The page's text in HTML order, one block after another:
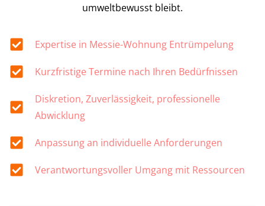
umweltbewusst bleibt.
Expertise in Messie-Wohnung Entrümpelung
Kurzfristige Termine nach Ihren Bedürfnissen
Diskretion, Zuverlässigkeit, professionelle
Abwicklung
Anpassung an individuelle Anforderungen
Verantwortungsvoller Umgang mit Ressourcen